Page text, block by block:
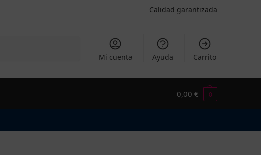
Calidad garantizada
Mi cuenta Ayuda Carrito
0,00 € 0